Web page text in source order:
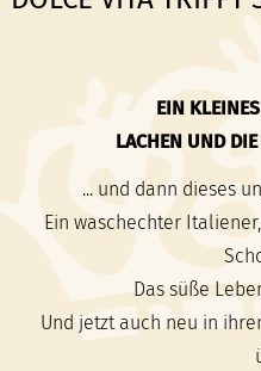
EIN
LACHEN UND
... und dann dieses
Ein waschechter
Das süße
Und jetzt auch neu in